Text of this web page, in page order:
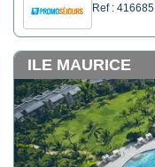
Ref : 416685
ILE MAURICE